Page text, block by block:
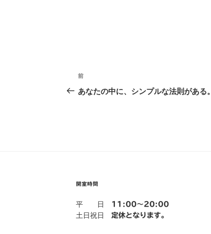
投
稿
シ
ョ
ン
過
去
前
あなたの中に、シンプルな法則がある。
開室時間
平 日 11:00～20:00
土日祝日 定休となります。